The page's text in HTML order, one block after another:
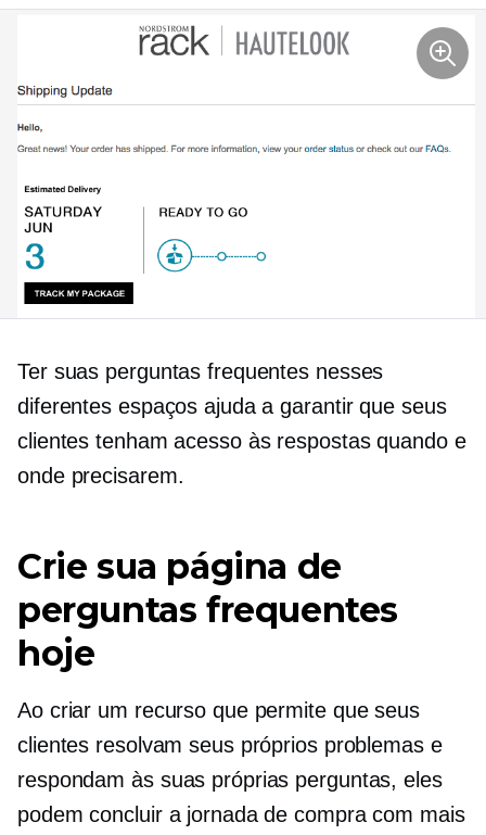
Ter suas perguntas frequentes nesses
diferentes espaços ajuda a garantir que seus
clientes tenham acesso às respostas quando e
onde precisarem.
Crie sua página de
perguntas frequentes
hoje
Ao criar um recurso que permite que seus
clientes resolvam seus próprios problemas e
respondam às suas próprias perguntas, eles
podem concluir a jornada de compra com mais